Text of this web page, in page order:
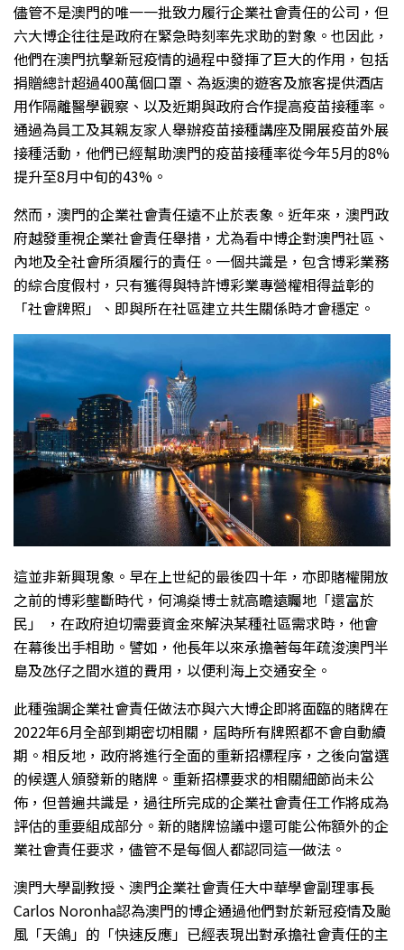
儘管不是澳門的唯一一批致力履行企業社會責任的公司，但
六大博企往往是政府在緊急時刻率先求助的對象。也因此，
他們在澳門抗擊新冠疫情的過程中發揮了巨大的作用，包括
捐贈總計超過400萬個口罩、為返澳的遊客及旅客提供酒店
用作隔離醫學觀察、以及近期與政府合作提高疫苗接種率。
通過為員工及其親友家人舉辦疫苗接種講座及開展疫苗外展
接種活動，他們已經幫助澳門的疫苗接種率從今年5月的8%
提升至8月中旬的43%。
然而，澳門的企業社會責任遠不止於表象。近年來，澳門政
府越發重視企業社會責任舉措，尤為看中博企對澳門社區、
內地及全社會所須履行的責任。一個共識是，包含博彩業務
的綜合度假村，只有獲得與特許博彩業專營權相得益彰的
「社會牌照」、即與所在社區建立共生關係時才會穩定。
這並非新興現象。早在上世紀的最後四十年，亦即賭權開放
之前的博彩壟斷時代，何鴻燊博士就高瞻遠矚地「還富於
民」 ，在政府迫切需要資金來解決某種社區需求時，他會
在幕後出手相助。譬如，他長年以來承擔著每年疏浚澳門半
島及氹仔之間水道的費用，以便利海上交通安全。
此種強調企業社會責任做法亦與六大博企即將面臨的賭牌在
2022年6月全部到期密切相關，屆時所有牌照都不會自動續
期。相反地，政府將進行全面的重新招標程序，之後向當選
的候選人頒發新的賭牌。重新招標要求的相關細節尚未公
佈，但普遍共識是，過往所完成的企業社會責任工作將成為
評估的重要組成部分。新的賭牌協議中還可能公佈額外的企
業社會責任要求，儘管不是每個人都認同這一做法。
澳門大學副教授、澳門企業社會責任大中華學會副理事長
Carlos Noronha認為澳門的博企通過他們對於新冠疫情及颱
風「天鴿」的「快速反應」已經表現出對承擔社會責任的主